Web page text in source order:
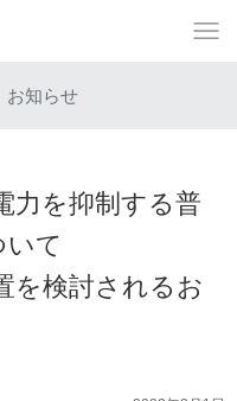
お知らせ
力を抑制する普
いて
を検討されるお